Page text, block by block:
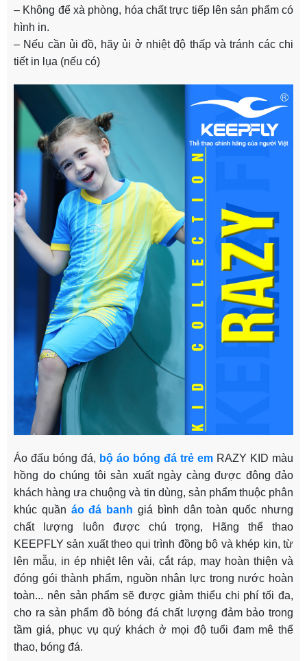
– Không để xà phòng, hóa chất trực tiếp lên sản phẩm có
hình in.
– Nếu cần ủi đồ, hãy ủi ở nhiệt độ thấp và tránh các chi
tiết in lụa (nếu có)
Áo đấu bóng đá, bộ áo bóng đá trẻ em RAZY KID màu
hồng do chúng tôi sản xuất ngày càng được đông đảo
khách hàng ưa chuộng và tin dùng, sản phẩm thuộc phân
khúc quần áo đá banh giá bình dân toàn quốc nhưng
chất lượng luôn được chú trọng, Hãng thể thao
KEEPFLY sản xuất theo qui trình đồng bộ và khép kin, từ
lên mẫu, in ép nhiệt lên vải, cắt ráp, may hoàn thiện và
đóng gói thành phẩm, nguồn nhân lực trong nước hoàn
toàn... nên sản phẩm sẽ được giảm thiểu chi phí tối đa,
cho ra sản phẩm đồ bóng đá chất lượng đảm bảo trong
tầm giá, phục vụ quý khách ở mọi độ tuổi đam mê thể
thao, bóng đá.